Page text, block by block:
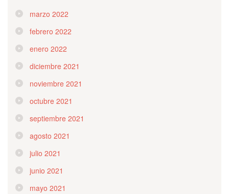
marzo 2022
febrero 2022
enero 2022
diciembre 2021
noviembre 2021
octubre 2021
septiembre 2021
agosto 2021
julio 2021
junio 2021
mayo 2021